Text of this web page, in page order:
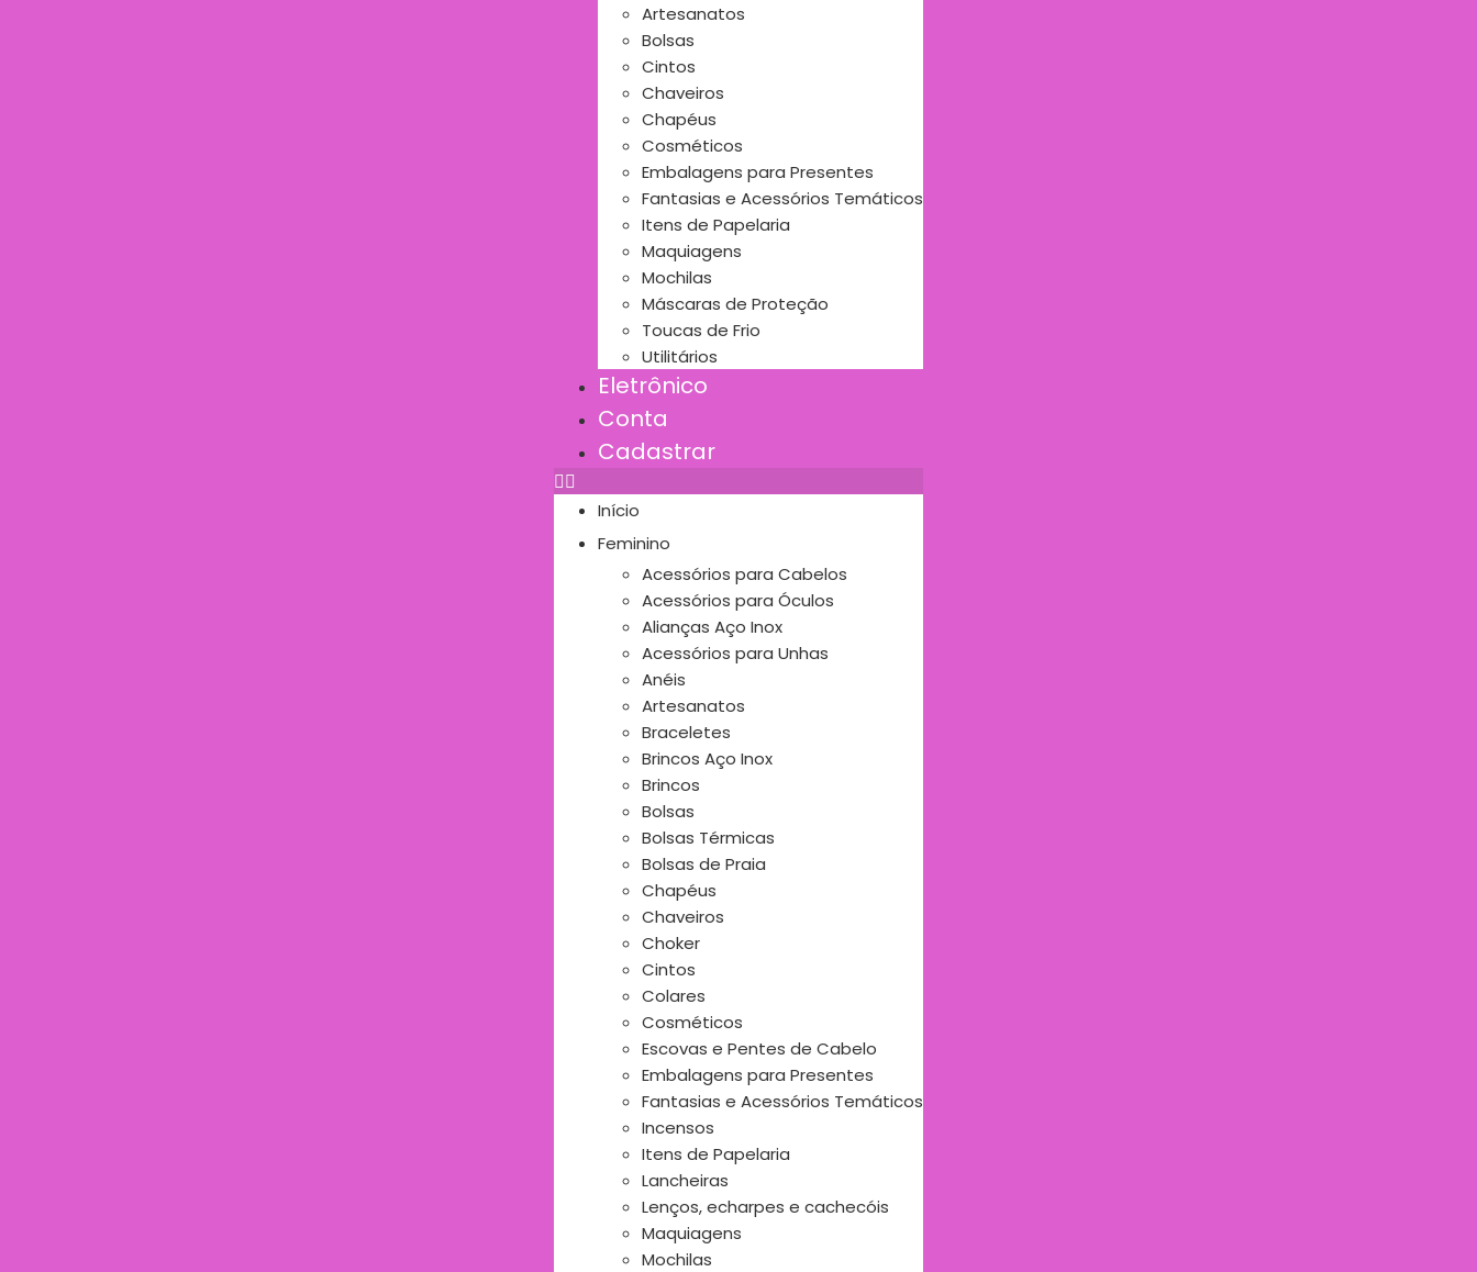
Artesanatos
Bolsas
Cintos
Chaveiros
Chapéus
Cosméticos
Embalagens para Presentes
Fantasias e Acessórios Temáticos
Itens de Papelaria
Maquiagens
Mochilas
Máscaras de Proteção
Toucas de Frio
Utilitários
Eletrônico
Conta
Cadastrar
Início
Feminino
Acessórios para Cabelos
Acessórios para Óculos
Alianças Aço Inox
Acessórios para Unhas
Anéis
Artesanatos
Braceletes
Brincos Aço Inox
Brincos
Bolsas
Bolsas Térmicas
Bolsas de Praia
Chapéus
Chaveiros
Choker
Cintos
Colares
Cosméticos
Escovas e Pentes de Cabelo
Embalagens para Presentes
Fantasias e Acessórios Temáticos
Incensos
Itens de Papelaria
Lancheiras
Lenços, echarpes e cachecóis
Maquiagens
Mochilas